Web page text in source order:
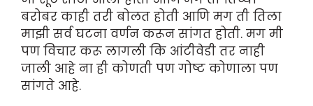
बरोबर काही तरी बोलत होती आणि मग ती तिला
माझी सर्व घटना वर्णन करून सांगत होती. मग मी
पण विचार करू लागली कि आंटीवेडी तर नाही
जाली आहे ना ही कोणती पण गोष्ट कोणाला पण
सांगते आहे.